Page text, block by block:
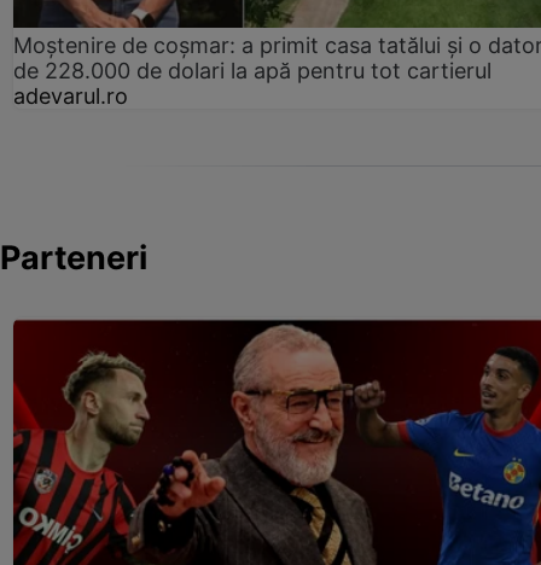
Moștenire de coșmar: a primit casa tatălui și o
de 228.000 de dolari la apă pentru tot cartierul
adevarul.ro
Parteneri